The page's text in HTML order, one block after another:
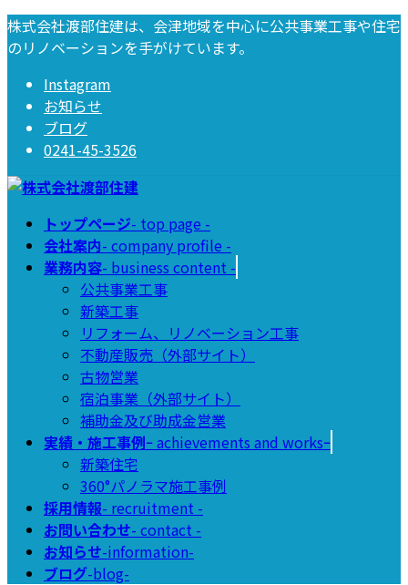
コ
ン
キ
ナ
ビ
に
株式会社渡部住建は、会津地域を中心に公共事業工事や住宅
のリノベーションを手がけています。
Instagram
お知らせ
ブログ
0241-45-3526
トップページ- top page -
会社案内- company profile -
業務内容- business content -
公共事業工事
新築工事
リフォーム、リノベーション工事
不動産販売（外部サイト）
古物営業
宿泊事業（外部サイト）
補助金及び助成金営業
実績・施工事例ｰ achievements and worksｰ
新築住宅
360°パノラマ施工事例
採用情報- recruitment -
お問い合わせ- contact -
お知らせ-information-
ブログ-blog-